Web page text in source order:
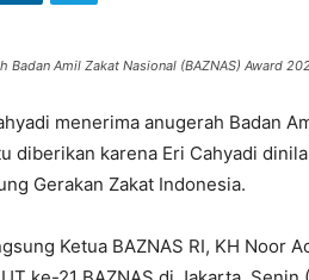
Badan Amil Zakat Nasional (BAZNAS) Award
menerima anugerah Badan
diberikan karena Eri Cahyadi
Gerakan Zakat Indonesia.
Ketua BAZNAS RI, KH Noor